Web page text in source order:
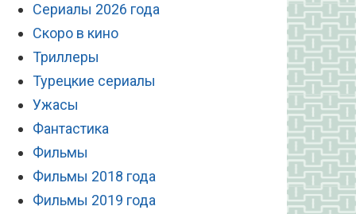
Сериалы 2026 года
Скоро в кино
Триллеры
Турецкие сериалы
Ужасы
Фантастика
Фильмы
Фильмы 2018 года
Фильмы 2019 года